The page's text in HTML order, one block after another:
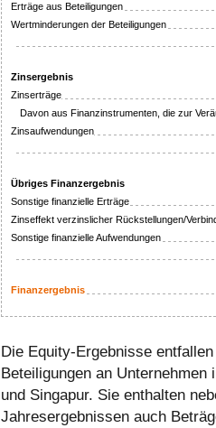
Erträge aus Beteiligungen
Wertminderungen der Beteiligungen
Zinsergebnis
Zinserträge
Davon aus Finanzinstrumenten, die zur
Zinsaufwendungen
Übriges Finanzergebnis
Sonstige finanzielle Erträge
Zinseffekt verzinslicher Rückstellungen/
Sonstige finanzielle Aufwendungen
Finanzergebnis
Die Equity-Ergebnisse
Beteiligungen an
und Singapur. Sie enthalten
Jahresergebnissen auch